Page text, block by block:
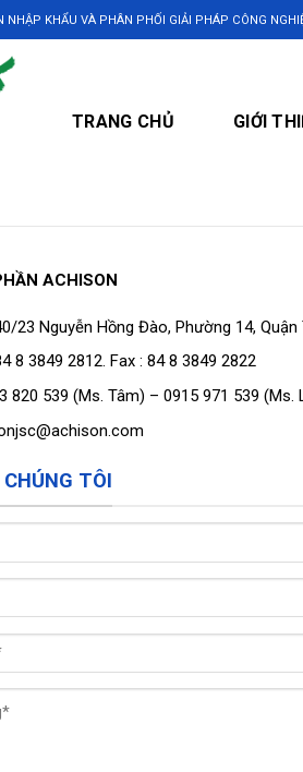
NHẬP KHẨU VÀ PHÂN PHỐI GIẢI PHÁP CÔNG
TRANG CHỦ GIỚI
ACHISON
23 Nguyễn Hồng Đào, Phường 14, Quận
8 3849 2812. Fax : 84 8 3849 2822
820 539 (Ms. Tâm) – 0915 971 539 (Ms.
TÔI